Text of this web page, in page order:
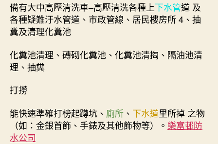
備有大中高壓清洗車–高壓清洗各種上下水管道 及
各種疑難汙水管道、市政管線、居民樓房所 4、抽
糞及清理化糞池
化糞池清理、磚砌化糞池、化糞池清掏、隔油池清
理、抽糞
打撈
能快速準確打榜起蹲坑、 廁所 、 下水道里所掉 之物
（如：金銀首飾、手錶及其他飾物等）。 樂富邨防
水公司